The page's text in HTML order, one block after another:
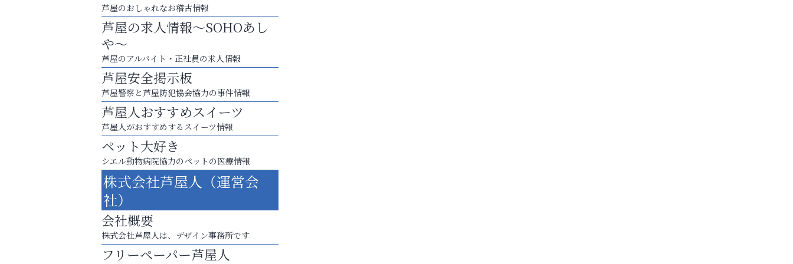
芦屋・西宮・神戸の新店舗PRやリニューアル告
知などお気軽にご相談ください。
芦屋インターナショナルスク
ール
芦屋のおしゃれなお稽古情報
芦屋の求人情報～SOHOあし
や～
芦屋のアルバイト・正社員の求人情報
芦屋安全掲示板
芦屋警察と芦屋防犯協会協力の事件情報
芦屋人おすすめスイーツ
芦屋人がおすすめするスイーツ情報
ペット大好き
シエル動物病院協力のペットの医療情報
株式会社芦屋人（運営会
社）
会社概要
株式会社芦屋人は、デザイン事務所です
フリーペーパー芦屋人